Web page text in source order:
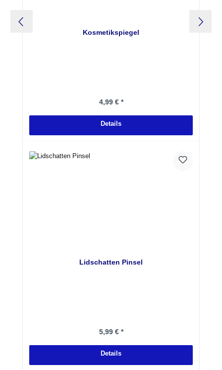
Kosmetikspiegel
Regulärer Preis:
4,99 € *
Details
Lidschatten Pinsel
Regulärer Preis:
5,99 € *
Details